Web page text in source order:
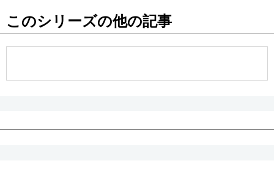
東京
このシリーズの他の記事